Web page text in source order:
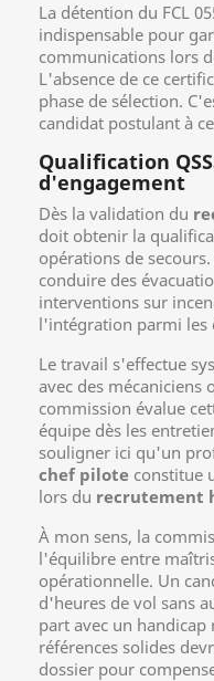
La détention du FCL
indispensable pour
communications lors
L'absence de ce
phase de sélection.
candidat postulant à
Qualification
d'engagement
Dès la validation du
doit obtenir la
opérations de
conduire des
interventions sur
l'intégration parmi les
Le travail s'effectue
avec des mécaniciens
commission évalue
équipe dès les
souligner ici qu'un
chef pilote constitue
lors du recrutement
À mon sens, la
l'équilibre entre
opérationnelle. Un
d'heures de vol sans
part avec un handicap
références solides
dossier pour